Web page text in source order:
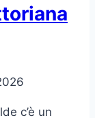
c’è un